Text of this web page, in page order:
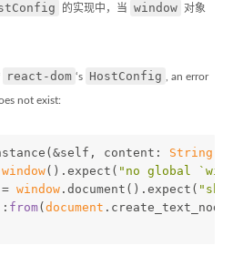
的实现中，当 window 对象
react-dom ‘s HostConfig , an error
not exist:
content : String
window().expect( "no global
= window .document().expect(
from( document